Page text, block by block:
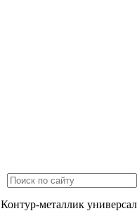
Контур-металлик